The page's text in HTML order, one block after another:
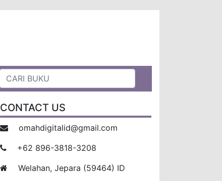
CONTACT US
omahdigitalid@gmail.com
+62 896-3818-3208
Welahan, Jepara (59464) ID